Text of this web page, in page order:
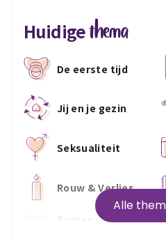
Huidigethema
De eerste tijd
Jij en je gezin
Seksualiteit
Rouw & Verlies
Zorgen voor
Alle